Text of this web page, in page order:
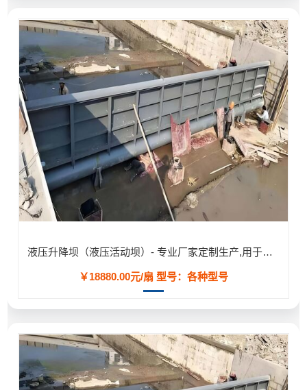
液压升降坝（液压活动坝）- 专业厂家定制生产,用于河道/防汛工程
￥18880.00元/扇 型号：各种型号